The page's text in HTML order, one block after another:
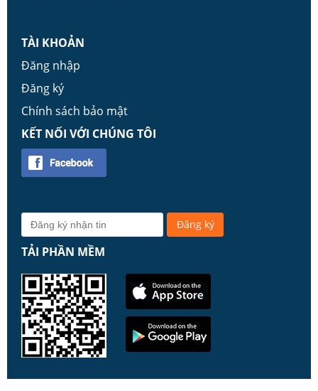
TÀI KHOẢN
Đăng nhập
Đăng ký
Chính sách bảo mật
KẾT NỐI VỚI CHÚNG TÔI
TẢI PHẦN MỀM